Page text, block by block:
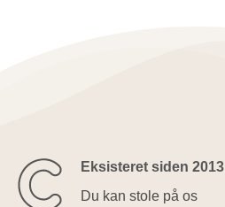
Eksisteret siden 2013
Du kan stole på os